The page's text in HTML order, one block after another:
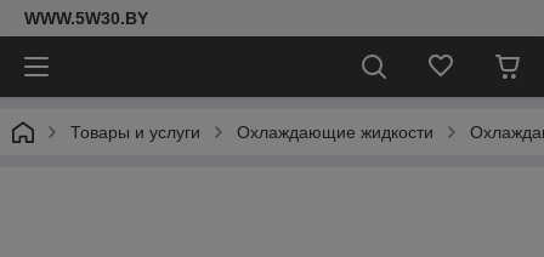
WWW.5W30.BY
Товары и услуги Охлаждающие жидкости